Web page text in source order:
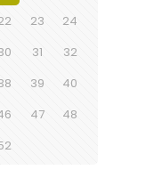
23
24
31
32
39
40
47
48